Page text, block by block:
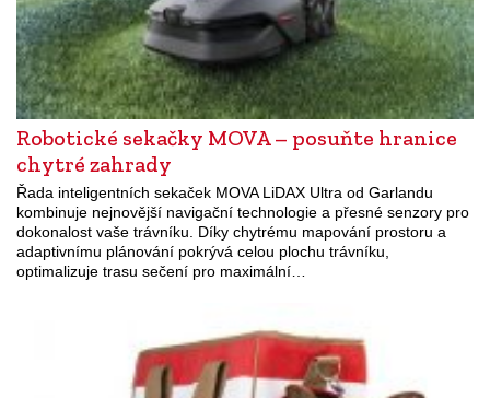
Robotické sekačky MOVA – posuňte hranice
chytré zahrady
Řada inteligentních sekaček MOVA LiDAX Ultra od Garlandu
kombinuje nejnovější navigační technologie a přesné senzory pro
dokonalost vaše trávníku. Díky chytrému mapování prostoru a
adaptivnímu plánování pokrývá celou plochu trávníku,
optimalizuje trasu sečení pro maximální…